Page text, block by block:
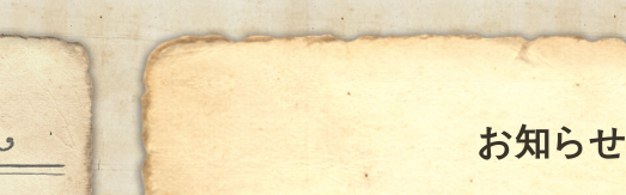
お知らせ